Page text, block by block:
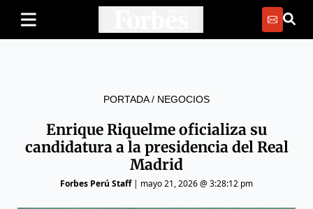
PORTADA/ NEGOCIOS
Enrique Riquelme oficializa su
candidatura a la presidencia del Real
Madrid
Forbes Perú Staff| mayo 21, 2026 @ 3:28:12 pm